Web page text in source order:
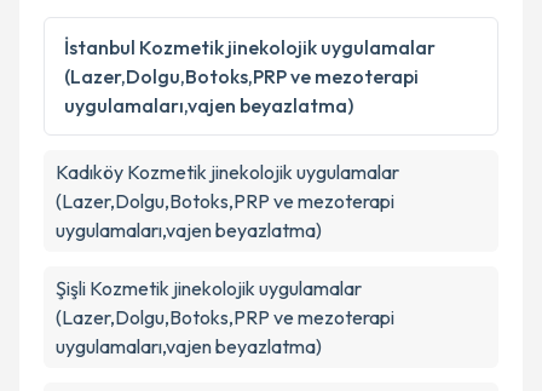
İstanbul Kozmetik jinekolojik uygulamalar
(Lazer,Dolgu,Botoks,PRP ve mezoterapi
uygulamaları,vajen beyazlatma)
Kadıköy Kozmetik jinekolojik uygulamalar
(Lazer,Dolgu,Botoks,PRP ve mezoterapi
uygulamaları,vajen beyazlatma)
Şişli Kozmetik jinekolojik uygulamalar
(Lazer,Dolgu,Botoks,PRP ve mezoterapi
uygulamaları,vajen beyazlatma)